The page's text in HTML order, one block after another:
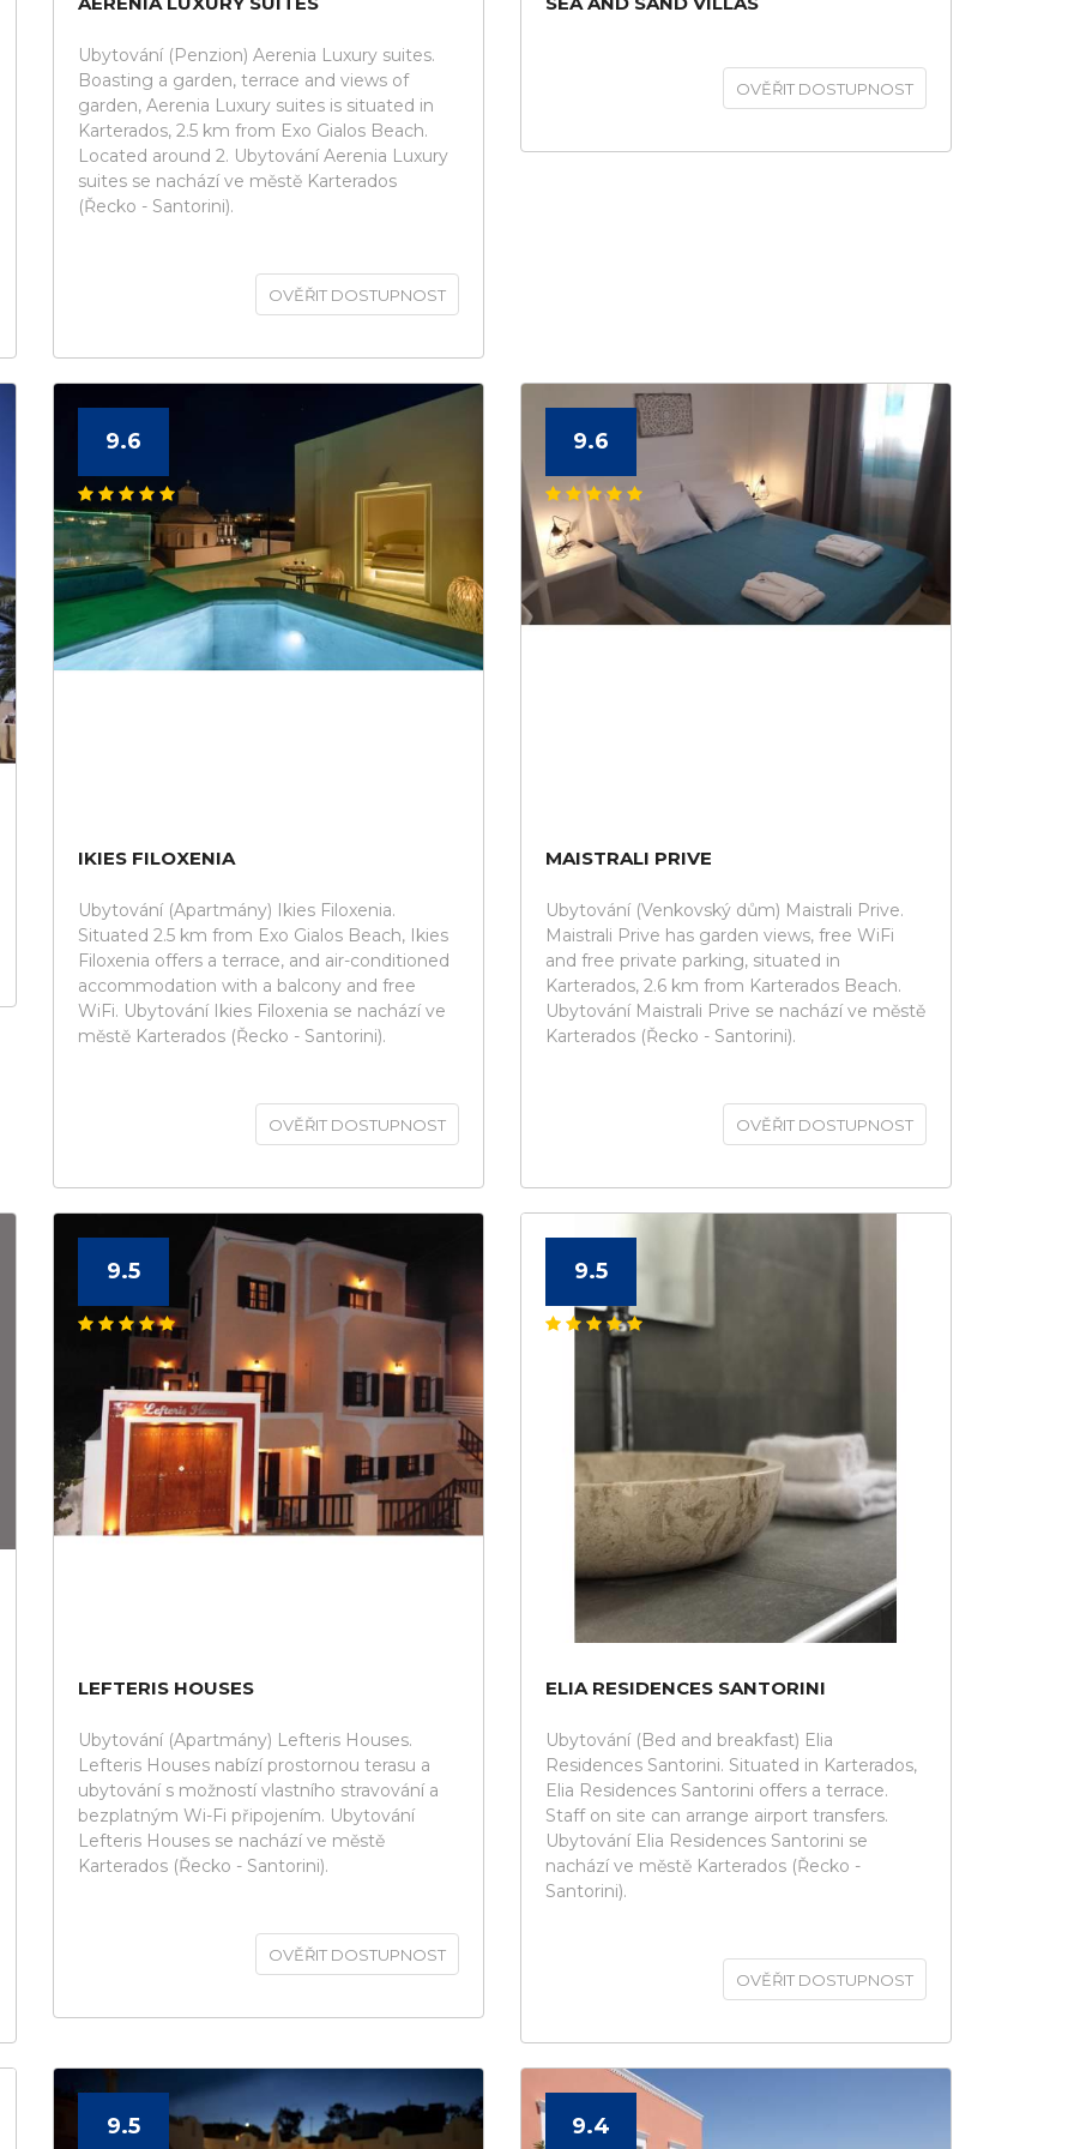
Ubytování (Penzion) Aerenia Luxury suites.
Boasting a garden, terrace and views of
garden, Aerenia Luxury suites is situated in
Karterados, 2.5 km from Exo Gialos Beach.
Located around 2. Ubytování Aerenia Luxury
suites se nachází ve městě Karterados
(Řecko - Santorini).
OVĚŘIT DOSTUPNOST
OVĚŘIT DOSTUPNOST
9.6
IKIES FILOXENIA
Ubytování (Apartmány) Ikies Filoxenia.
Situated 2.5 km from Exo Gialos Beach, Ikies
Filoxenia offers a terrace, and air-conditioned
accommodation with a balcony and free
WiFi. Ubytování Ikies Filoxenia se nachází ve
městě Karterados (Řecko - Santorini).
OVĚŘIT DOSTUPNOST
9.6
MAISTRALI PRIVE
Ubytování (Venkovský dům) Maistrali Prive.
Maistrali Prive has garden views, free WiFi
and free private parking, situated in
Karterados, 2.6 km from Karterados Beach.
Ubytování Maistrali Prive se nachází ve městě
Karterados (Řecko - Santorini).
OVĚŘIT DOSTUPNOST
9.5
LEFTERIS HOUSES
Ubytování (Apartmány) Lefteris Houses.
Lefteris Houses nabízí prostornou terasu a
ubytování s možností vlastního stravování a
bezplatným Wi-Fi připojením. Ubytování
Lefteris Houses se nachází ve městě
Karterados (Řecko - Santorini).
OVĚŘIT DOSTUPNOST
9.5
ELIA RESIDENCES SANTORINI
Ubytování (Bed and breakfast) Elia
Residences Santorini. Situated in Karterados,
Elia Residences Santorini offers a terrace.
Staff on site can arrange airport transfers.
Ubytování Elia Residences Santorini se
nachází ve městě Karterados (Řecko -
Santorini).
OVĚŘIT DOSTUPNOST
9.5 9.4